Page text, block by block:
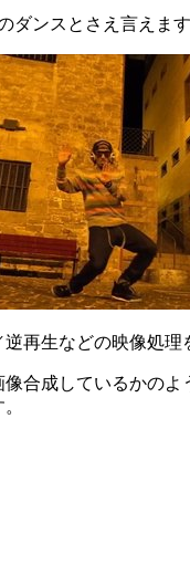
ダンスとさえ言えます
生などの映像処
合成しているかの